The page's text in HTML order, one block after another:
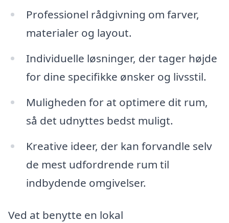
Professionel rådgivning om farver,
materialer og layout.
Individuelle løsninger, der tager højde
for dine specifikke ønsker og livsstil.
Muligheden for at optimere dit rum,
så det udnyttes bedst muligt.
Kreative ideer, der kan forvandle selv
de mest udfordrende rum til
indbydende omgivelser.
Ved at benytte en lokal